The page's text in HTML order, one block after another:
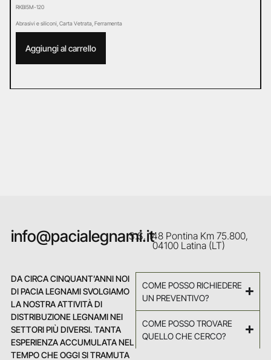
RKBI5M-120
Abrasivi e siliconi Carta Vetrata Ferramenta
Aggiungi al carrello
info@pacialegnami.itS.S. 148 Pontina Km 75.800,
04100 Latina (LT)
DA CIRCA CINQUANT’ANNI NOI
DI PACIA LEGNAMI SVOLGIAMO
LA NOSTRA ATTIVITÀ DI
DISTRIBUZIONE LEGNAMI NEI
SETTORI PIÙ DIVERSI. TANTA
ESPERIENZA ACCUMULATA NEL
TEMPO CHE OGGI SI TRAMUTA
COME POSSO RICHIEDERE
UN PREVENTIVO?
COME POSSO TROVARE
QUELLO CHE CERCO?